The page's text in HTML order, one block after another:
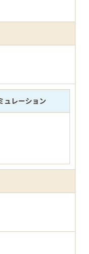
ュレーション